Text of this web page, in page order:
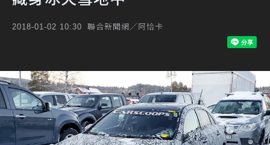
2018-01-02 10:30 聯合新聞網／阿恰卡